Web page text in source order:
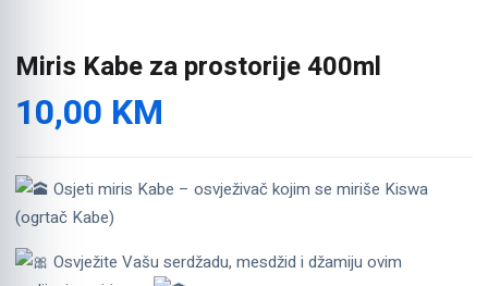
Miris Kabe za prostorije 400ml
10,00 KM
Osjeti miris Kabe – osvježivač kojim se miriše Kiswa
(ogrtač Kabe)
Osvježite Vašu serdžadu, mesdžid i džamiju ovim